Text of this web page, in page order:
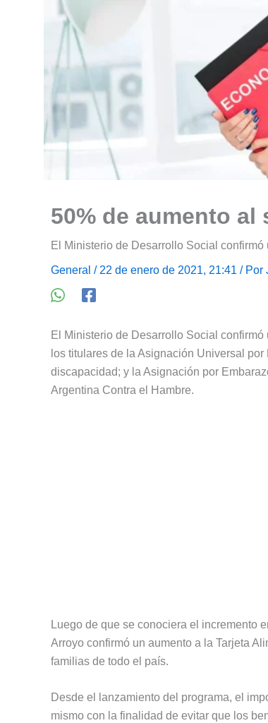
50% de aumento al
El Ministerio de Desarrollo Social
General / 22 de enero de 2021, 21:41 / Por
El Ministerio de Desarrollo Social
los titulares de la Asignación Universal por
discapacidad; y la Asignación por
Argentina Contra el Hambre.
Luego de que se conociera el incremento
Arroyo confirmó un aumento a la Tarjeta
familias de todo el país.
Desde el lanzamiento del programa, el
mismo con la finalidad de evitar que los